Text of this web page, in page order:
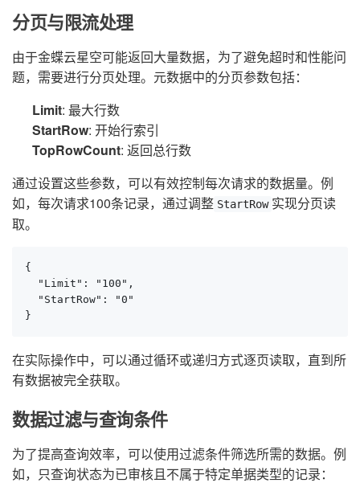
分页与限流处理
由于金蝶云星空可能返回大量数据，为了避免超时和性能问
题，需要进行分页处理。元数据中的分页参数包括：
Limit: 最大行数
StartRow: 开始行索引
TopRowCount: 返回总行数
通过设置这些参数，可以有效控制每次请求的数据量。例
如，每次请求100条记录，通过调整 StartRow 实现分页读
取。
{
  "Limit": "100",
  "StartRow": "0"
}
在实际操作中，可以通过循环或递归方式逐页读取，直到所
有数据被完全获取。
数据过滤与查询条件
为了提高查询效率，可以使用过滤条件筛选所需的数据。例
如，只查询状态为已审核且不属于特定单据类型的记录：